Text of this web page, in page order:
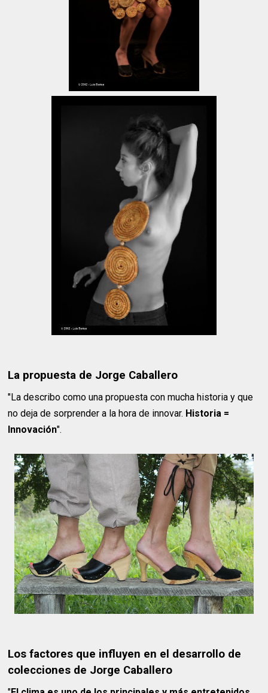
La propuesta de Jorge Caballero
"La describo como una propuesta con mucha historia y que
no deja de sorprender a la hora de innovar. Historia =
Innovación".
Los factores que influyen en el desarrollo de
colecciones de Jorge Caballero